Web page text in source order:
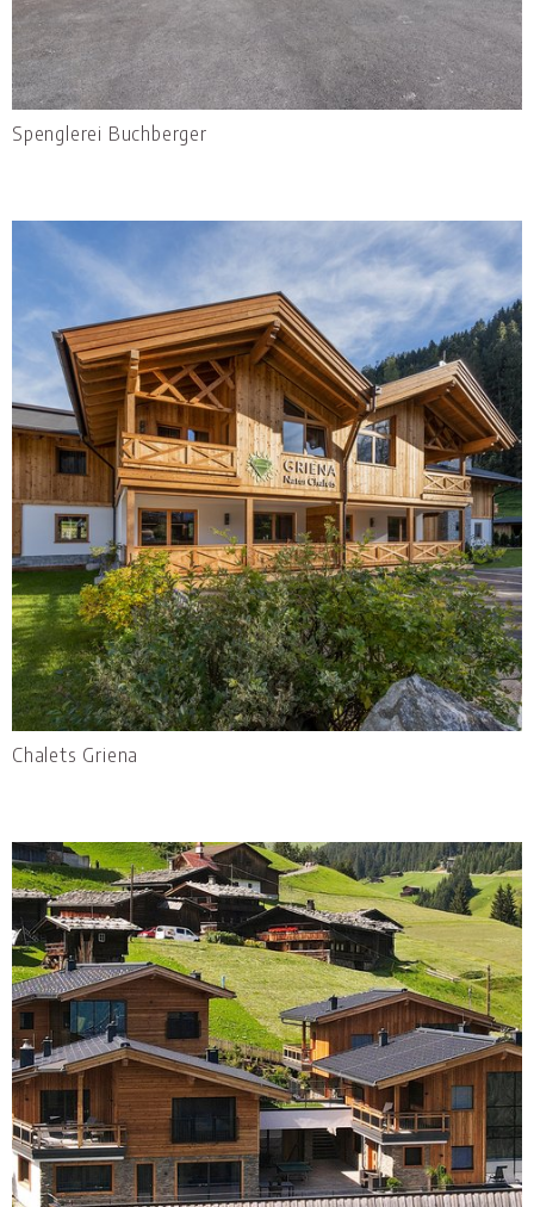
Spenglerei Buchberger
Chalets Griena